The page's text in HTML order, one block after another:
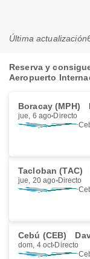
Última actualización
Reserva y
Aeropuerto
Boracay (MPH)
jue, 6 ago Directo
Tacloban (TAC)
jue, 20 ago Directo
Cebú (CEB)
dom, 4 oct Directo